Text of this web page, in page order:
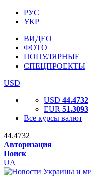
РУС
УКР
ВИДЕО
ФОТО
ПОПУЛЯРНЫЕ
СПЕЦПРОЕКТЫ
USD
USD 44.4732
EUR 51.3093
Все курсы валют
44.4732
Авторизация
Поиск
UA